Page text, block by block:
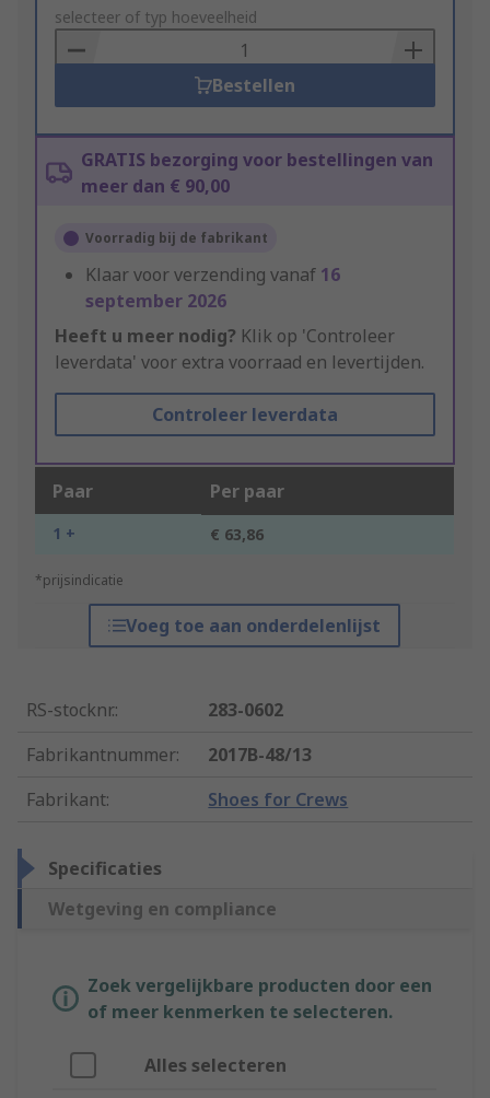
to
Basket
selecteer of typ hoeveelheid
Bestellen
GRATIS bezorging voor bestellingen van
meer dan € 90,00
Voorradig bij de fabrikant
Klaar voor verzending vanaf 16
september 2026
Heeft u meer nodig? Klik op 'Controleer
leverdata' voor extra voorraad en levertijden.
Controleer leverdata
Paar Per paar
1 + € 63,86
*prijsindicatie
Voeg toe aan onderdelenlijst
RS-stocknr.:
283-0602
Fabrikantnummer:
2017B-48/13
Fabrikant: Shoes for Crews
Specificaties
Wetgeving en compliance
Zoek vergelijkbare producten door een
of meer kenmerken te selecteren.
Alles selecteren